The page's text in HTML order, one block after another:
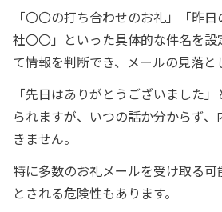
「〇〇の打ち合わせのお礼」「昨
社〇〇」といった具体的な件名を
て情報を判断でき、メールの見落と
「先日はありがとうございました
られますが、いつの話か分からず
きません。
特に多数のお礼メールを受け取る
とされる危険性もあります。